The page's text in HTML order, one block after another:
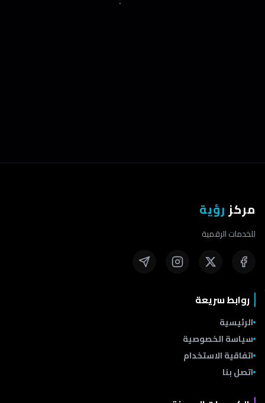
مركزرؤية
للخدمات الرقمية
روابط سريعة
الرئيسية
سياسة الخصوصية
اتفاقية الاستخدام
اتصل بنا